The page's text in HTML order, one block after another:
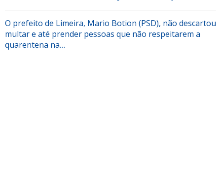
O prefeito de Limeira, Mario Botion (PSD), não descartou
multar e até prender pessoas que não respeitarem a
quarentena na…